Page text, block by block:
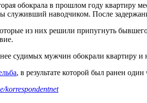
обокрала в прошлом году квартиру
наводчиком. После
из них решили припугнуть
судимых мужчин обокрали квартиру и
, в результате которой был ранен один
korrespondentnet